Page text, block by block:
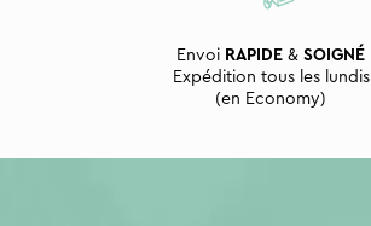
Envoi RAPIDE & SOIGNÉ
Expédition tous les lundis
(en Economy)